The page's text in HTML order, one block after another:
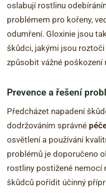
oslabují rostlinu
problémem pro kořeny,
odumření. Gloxinie jsou
škůdci, jakými jsou
způsobit vážné poškození
Prevence a řešení
Předcházet napadení
dodržováním správné
osvětlení a používání
problémů je doporučeno
rostliny postižené nemocí
škůdců pořídit účinný